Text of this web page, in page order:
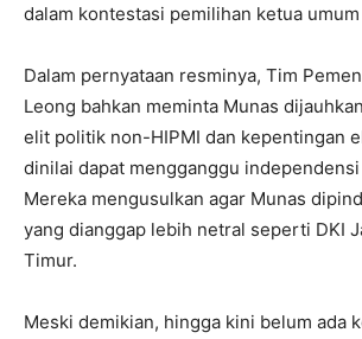
dalam kontestasi pemilihan ketua umum
Dalam pernyataan resminya, Tim
Leong bahkan meminta Munas
elit politik non-HIPMI dan kepentingan
dinilai dapat mengganggu
Mereka mengusulkan agar Munas
yang dianggap lebih netral seperti DKI
Timur.
Meski demikian, hingga kini belum ada